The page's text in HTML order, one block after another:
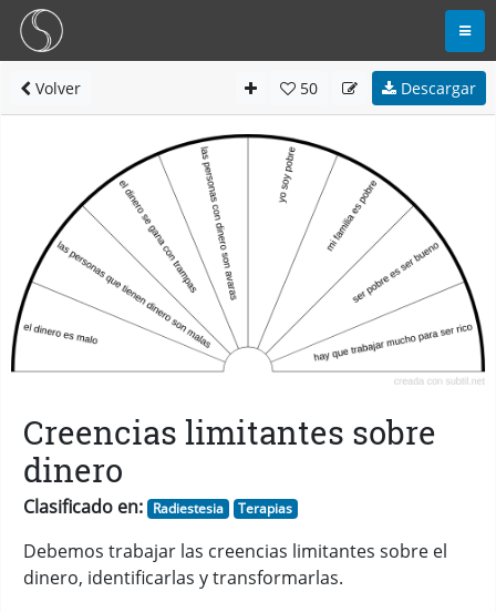
Volver 50 Descargar
Creencias limitantes sobre
dinero
Clasificado en: Radiestesia Terapias
Debemos trabajar las creencias limitantes sobre el
dinero, identificarlas y transformarlas.